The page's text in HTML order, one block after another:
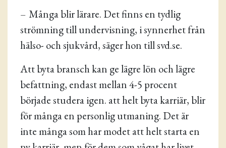
– Många blir lärare. Det finns en tydlig
strömning till undervisning, i synnerhet från
hälso- och sjukvård, säger hon till svd.se.
Att byta bransch kan ge lägre lön och lägre
befattning, endast mellan 4-5 procent
började studera igen. att helt byta karriär, blir
för många en personlig utmaning. Det är
inte många som har modet att helt starta en